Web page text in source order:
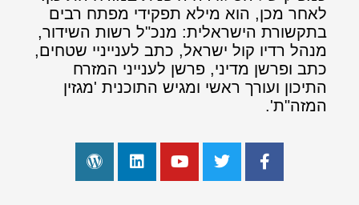
לאחר מכן, הוא מילא תפקידי מפתח רבים
בתקשורת הישראלית: מנכ"ל רשות השידור,
מנהל רדיו קול ישראל, כתב לענייניי שטחים,
כתב ופרשן מדיני, פרשן לענייני המזרח
התיכון ועורך ראשי ומגיש התוכנית 'מגזין
המזה"ת'.